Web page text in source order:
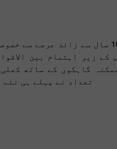
انسٹا فاریکس 10 سال سے
کے زیر اہتمام بین
گاہکوں کے ساتھ
تعداد نے پہلے ہی